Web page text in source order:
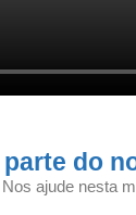
do
Nos ajude nesta